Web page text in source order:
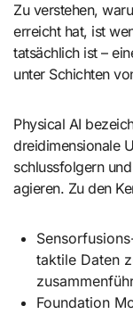
Zu verstehen,
erreicht hat, ist
tatsächlich ist –
unter Schichten
Physical AI
dreidimensionale
schlussfolgern
agieren. Zu den
taktile Daten
Foundation